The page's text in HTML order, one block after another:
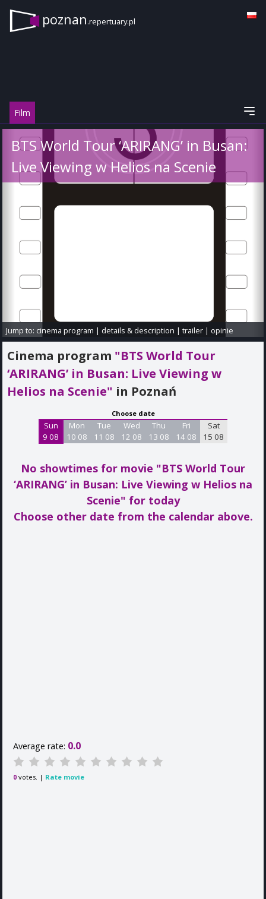
poznan.repertuary.pl
Film
BTS World Tour ‘ARIRANG’ in Busan:
Live Viewing w Helios na Scenie
Jump to: cinema program |details & description |trailer |opinie
Cinema program "BTS World Tour
‘ARIRANG’ in Busan: Live Viewing w
Helios na Scenie" in Poznań
Choose date
Sun
9 08
Mon
10 08
Tue
11 08
Wed
12 08
Thu
13 08
Fri
14 08
Sat
15 08
No showtimes for movie "BTS World Tour
‘ARIRANG’ in Busan: Live Viewing w Helios na
Scenie" for today
Choose other date from the calendar above.
Average rate: 0.0
0 votes. | Rate movie